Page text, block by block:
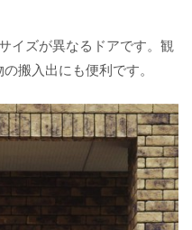
イズが異なるドアです。観
搬入出にも便利です。